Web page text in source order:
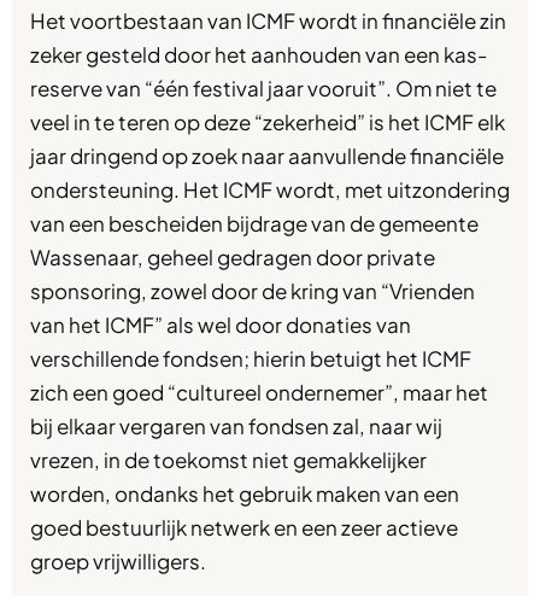
Het voortbestaan van ICMF wordt in financiële zin
zeker gesteld door het aanhouden van een kas-
reserve van “één festival jaar vooruit”. Om niet te
veel in te teren op deze “zekerheid” is het ICMF elk
jaar dringend op zoek naar aanvullende financiële
ondersteuning. Het ICMF wordt, met uitzondering
van een bescheiden bijdrage van de gemeente
Wassenaar, geheel gedragen door private
sponsoring, zowel door de kring van “Vrienden
van het ICMF” als wel door donaties van
verschillende fondsen; hierin betuigt het ICMF
zich een goed “cultureel ondernemer”, maar het
bij elkaar vergaren van fondsen zal, naar wij
vrezen, in de toekomst niet gemakkelijker
worden, ondanks het gebruik maken van een
goed bestuurlijk netwerk en een zeer actieve
groep vrijwilligers.